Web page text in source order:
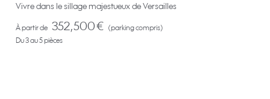
Vivre dans le sillage majestueux de Versailles
À partir de 352,500 € (parking compris)
Du 3 au 5 pièces